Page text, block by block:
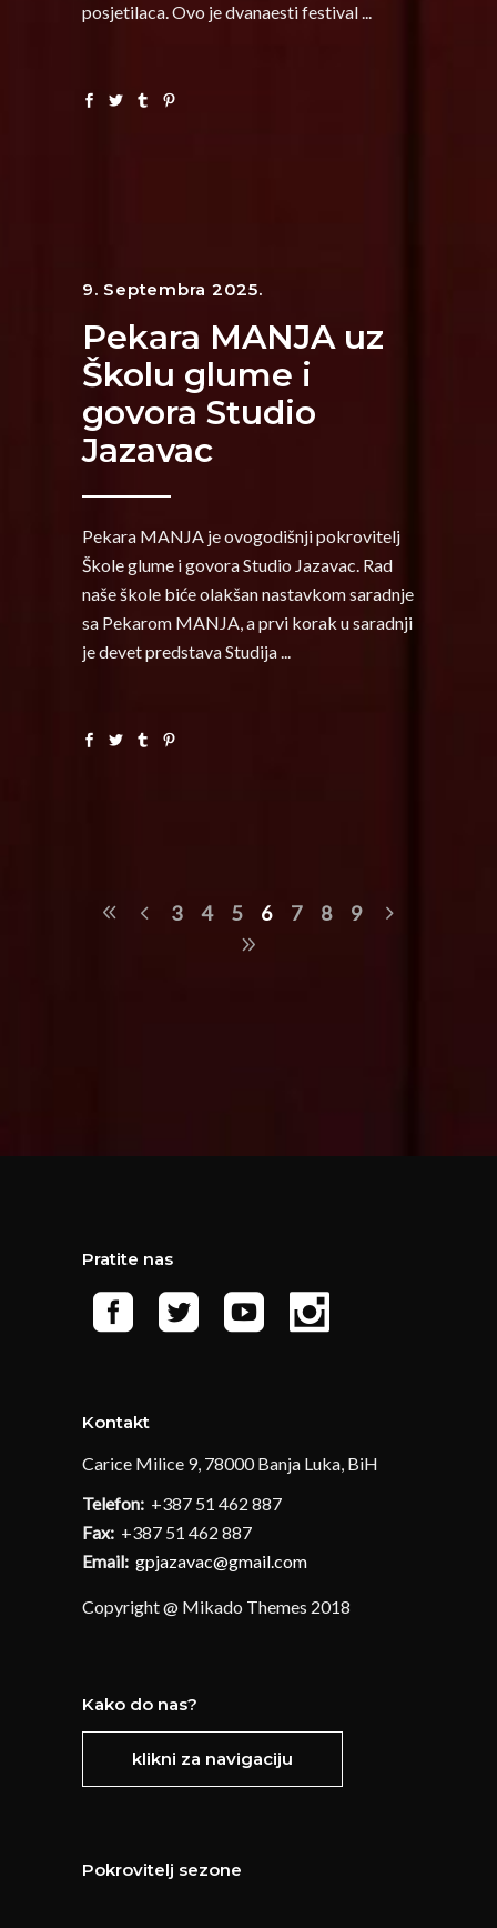
posjetilaca. Ovo je dvanaesti festival
9. Septembra 2025.
Pekara MANJA uz
Školu glume i
govora Studio
Jazavac
Pekara MANJA je ovogodišnji pokrovitelj
Škole glume i govora Studio Jazavac. Rad
naše škole biće olakšan nastavkom saradnje
sa Pekarom MANJA, a prvi korak u saradnji
je devet predstava Studija
3 4 5 6 7 8 9
Pratite nas
Kontakt
Carice Milice 9, 78000 Banja Luka, BiH
Telefon: +387 51 462 887
Fax: +387 51 462 887
Email: gpjazavac@gmail.com
Copyright @ Mikado Themes 2018
Kako do nas?
klikni za navigaciju
Pokrovitelj sezone